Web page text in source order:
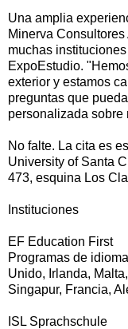
Una amplia
Minerva
muchas
ExpoEstudio.
exterior y estamos
preguntas que
personalizada sobre
No falte. La cita es
University of Santa
473, esquina Los
Instituciones
EF Education First
Programas de
Unido, Irlanda,
Singapur, Francia,
ISL Sprachschule